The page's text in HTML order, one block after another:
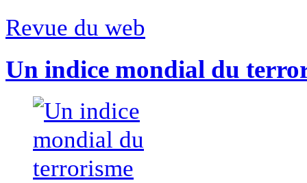
Revue du web
Un indice mondial du